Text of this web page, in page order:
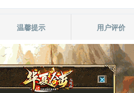
会员
会员
温馨提示 用户评价